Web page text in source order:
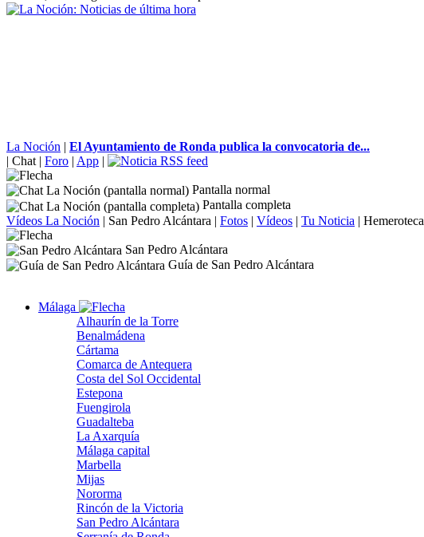
La Noción | El Ayuntamiento de Ronda publica la convocatoria de...
| Chat | Foro | App |
Pantalla normal
Pantalla completa
Vídeos La Noción | San Pedro Alcántara | Fotos | Vídeos | Tu Noticia | Hemeroteca
San Pedro Alcántara
Guía de San Pedro Alcántara
Málaga
Alhaurín de la Torre
Benalmádena
Cártama
Comarca de Antequera
Costa del Sol Occidental
Estepona
Fuengirola
Guadalteba
La Axarquía
Málaga capital
Marbella
Mijas
Nororma
Rincón de la Victoria
San Pedro Alcántara